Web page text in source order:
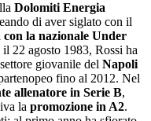
Dolomiti Energia
di aver siglato con il
la nazionale Under
22 agosto 1983, Rossi ha
giovanile del Napoli
fino al 2012. Nel
allenatore in Serie B,
la promozione in A2.